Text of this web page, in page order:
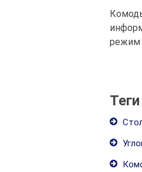
режим
Теги